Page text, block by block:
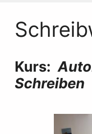
Kurs:
Schreiben